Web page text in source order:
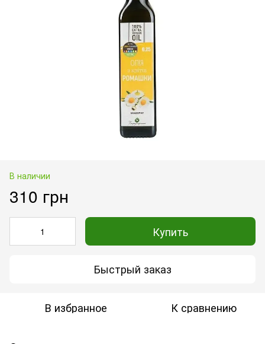
В наличии
310 грн
Купить
Быстрый заказ
В избранное К сравнению